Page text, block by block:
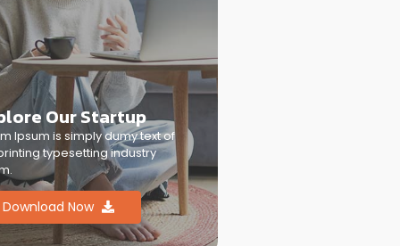
Our Startup
Ipsum is simply dumy text of
typesetting industry
Download Now